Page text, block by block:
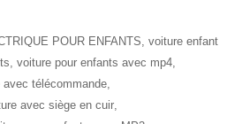
POUR ENFANTS
voiture enfant
voiture pour enfants avec mp4
avec télécommande
avec siège en cuir